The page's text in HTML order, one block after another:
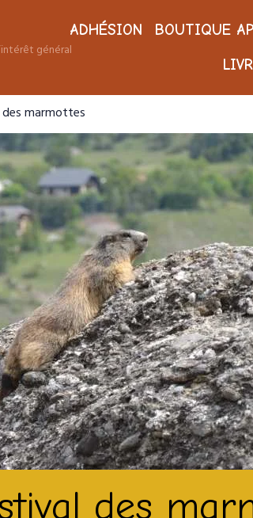
général
ADHÉSION BOUTIQUE
marmottes
des